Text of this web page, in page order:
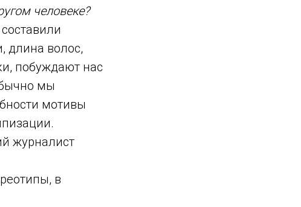
человеке?
длина волос,
побуждают нас
мы
мотивы
журналист
в